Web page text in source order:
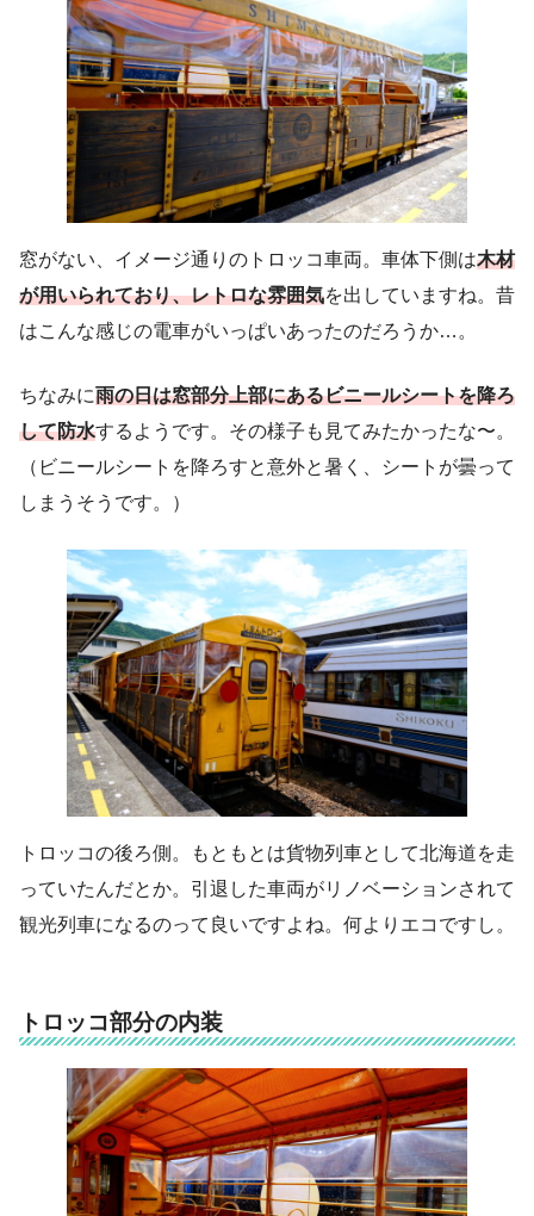
窓がない、イメージ通りのトロッコ車両。車体下側は木材
が用いられており、レトロな雰囲気を出していますね。昔
はこんな感じの電車がいっぱいあったのだろうか…。
ちなみに雨の日は窓部分上部にあるビニールシートを降ろ
して防水するようです。その様子も見てみたかったな〜。
（ビニールシートを降ろすと意外と暑く、シートが曇って
しまうそうです。）
トロッコの後ろ側。もともとは貨物列車として北海道を走
っていたんだとか。引退した車両がリノベーションされて
観光列車になるのって良いですよね。何よりエコですし。
トロッコ部分の内装